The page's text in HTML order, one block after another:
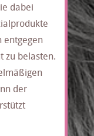
dabei
entgegen
zu belasten.
der